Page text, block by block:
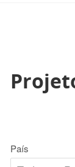
País